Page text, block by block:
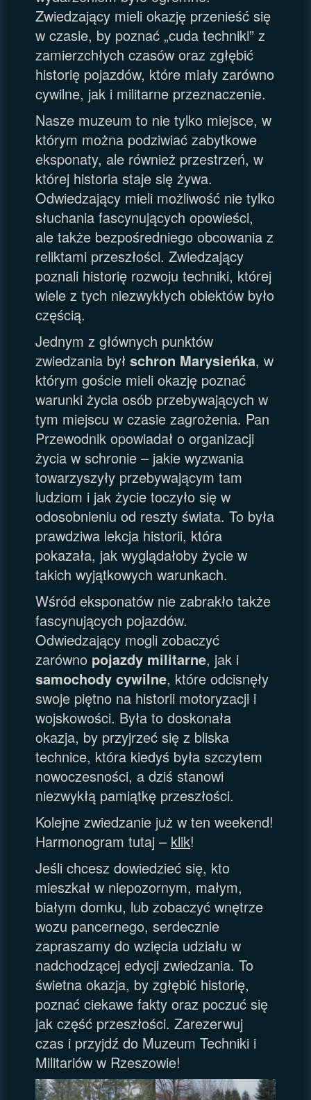
Zwiedzający mieli okazję przenieść się
w czasie, by poznać „cuda techniki” z
zamierzchłych czasów oraz zgłębić
historię pojazdów, które miały zarówno
cywilne, jak i militarne przeznaczenie.
Nasze muzeum to nie tylko miejsce, w
którym można podziwiać zabytkowe
eksponaty, ale również przestrzeń, w
której historia staje się żywa.
Odwiedzający mieli możliwość nie tylko
słuchania fascynujących opowieści,
ale także bezpośredniego obcowania z
reliktami przeszłości. Zwiedzający
poznali historię rozwoju techniki, której
wiele z tych niezwykłych obiektów było
częścią.
Jednym z głównych punktów
zwiedzania byłschron Marysieńka, w
którym goście mieli okazję poznać
warunki życia osób przebywających w
tym miejscu w czasie zagrożenia. Pan
Przewodnik opowiadał o organizacji
życia w schronie – jakie wyzwania
towarzyszyły przebywającym tam
ludziom i jak życie toczyło się w
odosobnieniu od reszty świata. To była
prawdziwa lekcja historii, która
pokazała, jak wyglądałoby życie w
takich wyjątkowych warunkach.
Wśród eksponatów nie zabrakło także
fascynujących pojazdów.
Odwiedzający mogli zobaczyć
zarówno pojazdy militarne, jak i
samochody cywilne, które odcisnęły
swoje piętno na historii motoryzacji i
wojskowości. Była to doskonała
okazja, by przyjrzeć się z bliska
technice, która kiedyś była szczytem
nowoczesności, a dziś stanowi
niezwykłą pamiątkę przeszłości.
Kolejne zwiedzanie już w ten weekend!
Harmonogram tutaj – klik!
Jeśli chcesz dowiedzieć się, kto
mieszkał w niepozornym, małym,
białym domku, lub zobaczyć wnętrze
wozu pancernego, serdecznie
zapraszamy do wzięcia udziału w
nadchodzącej edycji zwiedzania. To
świetna okazja, by zgłębić historię,
poznać ciekawe fakty oraz poczuć się
jak część przeszłości. Zarezerwuj
czas i przyjdź do Muzeum Techniki i
Militariów w Rzeszowie!